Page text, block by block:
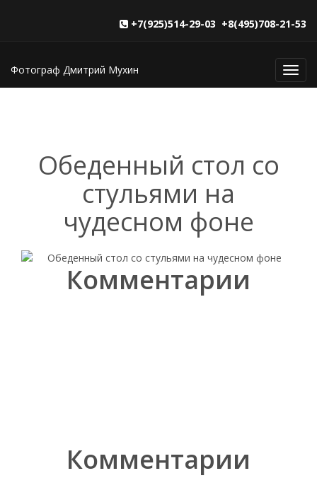
+7(925)514-29-03 +8(495)708-21-53
Фотограф Дмитрий Мухин
Обеденный стол со
стульями на
чудесном фоне
Комментарии
Комментарии